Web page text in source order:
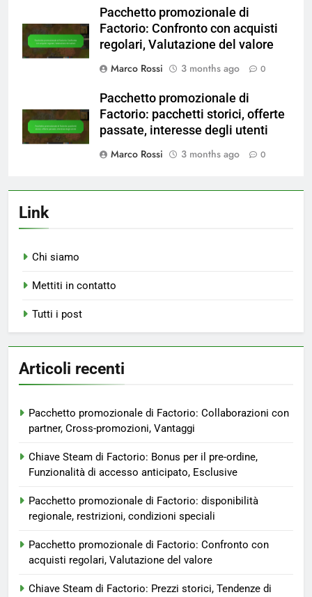
Pacchetto promozionale di
Factorio: Confronto con acquisti
regolari, Valutazione del valore
Marco Rossi
3 months ago 0
Pacchetto promozionale di
Factorio: pacchetti storici, offerte
passate, interesse degli utenti
Marco Rossi
3 months ago 0
Link
Chi siamo
Mettiti in contatto
Tutti i post
Articoli recenti
Pacchetto promozionale di Factorio: Collaborazioni con
partner, Cross-promozioni, Vantaggi
Chiave Steam di Factorio: Bonus per il pre-ordine,
Funzionalità di accesso anticipato, Esclusive
Pacchetto promozionale di Factorio: disponibilità
regionale, restrizioni, condizioni speciali
Pacchetto promozionale di Factorio: Confronto con
acquisti regolari, Valutazione del valore
Chiave Steam di Factorio: Prezzi storici, Tendenze di